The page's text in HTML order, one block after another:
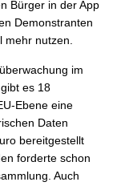
Bürger in der App
Demons­tranten
nutzen.
im
es 18
Ebene eine
Daten
bereitgestellt
forderte schon
Auch